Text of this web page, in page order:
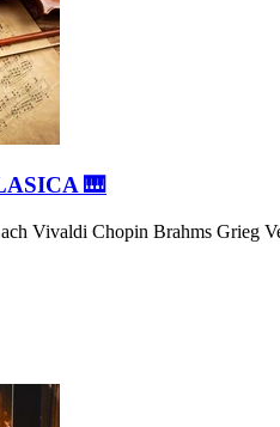
🎹
Vivaldi Chopin Brahms Grieg